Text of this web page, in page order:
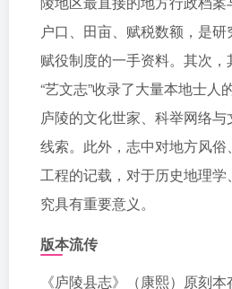
户口、田亩、赋税数额，是
赋役制度的一手资料。其次，
“艺文志”收录了大量本地士人
庐陵的文化世家、科举网络
线索。此外，志中对地方风
工程的记载，对于历史地理
究具有重要意义。
版本流传
《庐陵县志》（康熙）原刻